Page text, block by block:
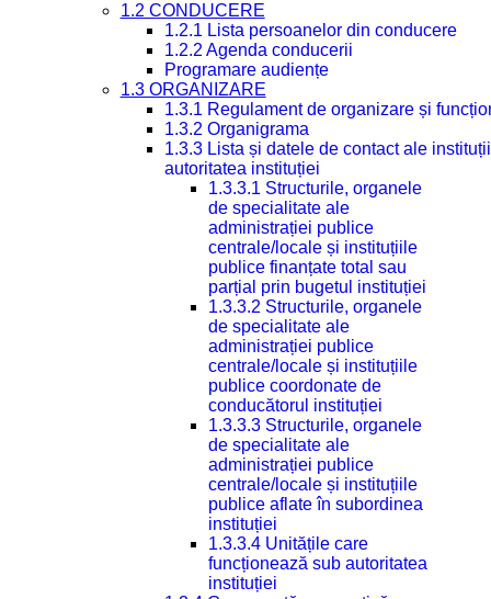
1.2 CONDUCERE
1.2.1 Lista persoanelor din conducere
1.2.2 Agenda conducerii
Programare audiențe
1.3 ORGANIZARE
1.3.1 Regulament de organizare și
1.3.2 Organigrama
1.3.3 Lista și datele de contact ale
autoritatea instituției
1.3.3.1 Structurile, organele
de specialitate ale
administrației publice
centrale/locale și instituțiile
publice finanțate total sau
parțial prin bugetul instituției
1.3.3.2 Structurile, organele
de specialitate ale
administrației publice
centrale/locale și instituțiile
publice coordonate de
conducătorul instituției
1.3.3.3 Structurile, organele
de specialitate ale
administrației publice
centrale/locale și instituțiile
publice aflate în subordinea
instituției
1.3.3.4 Unitățile care
funcționează sub autoritatea
instituției